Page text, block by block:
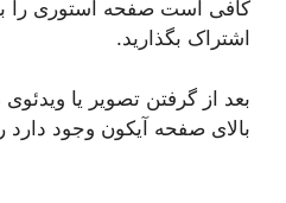
کافی است صفحه استوری را
اشتراک بگذارید.
بعد از گرفتن تصویر یا
بالای صفحه آیکون وجود دارد